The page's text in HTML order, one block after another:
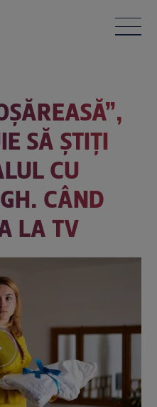
SĂ ȘTIȚI
CU
CÂND
LA TV